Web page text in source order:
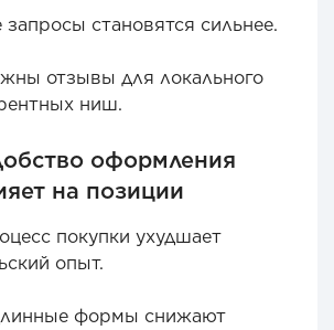
становятся сильнее.
отзывы для локального
ниш.
оформления
на позиции
покупки ухудшает
опыт.
формы снижают